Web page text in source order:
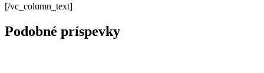
[/vc_column_text]
Podobné príspevky